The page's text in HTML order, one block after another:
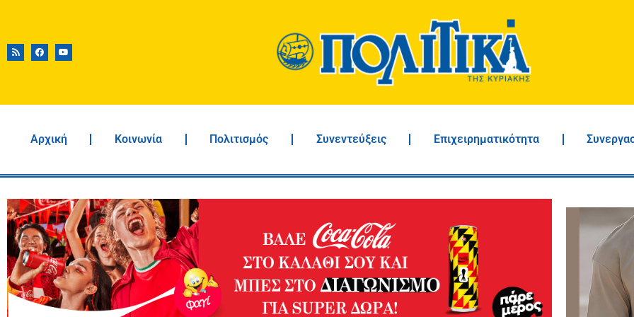
Αρχική Κοινωνία Πολιτισμός Συνεντεύξεις Επιχειρηματικότητα